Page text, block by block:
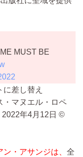
MUST BE
差し替え
・マヌエル・ロペ
2022年4月12日 ©
・アサンジは、 全